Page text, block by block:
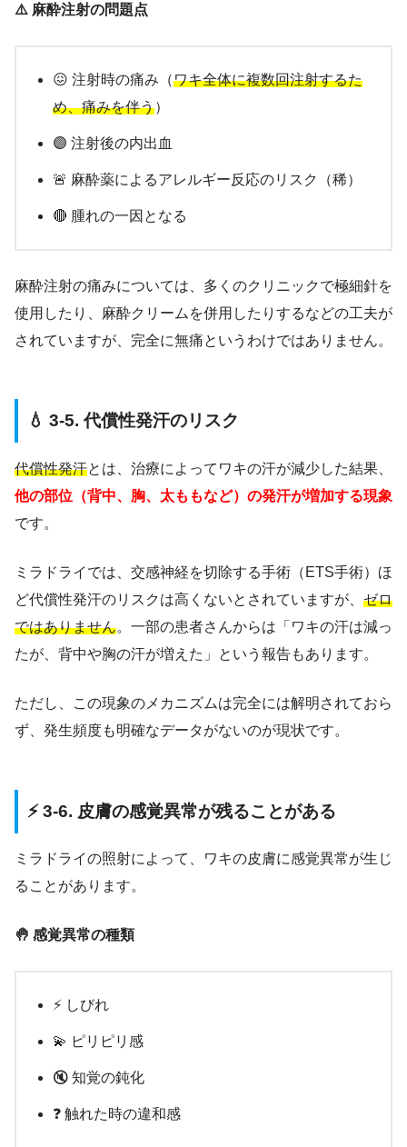
⚠️ 麻酔注射の問題点
😖 注射時の痛み（ワキ全体に複数回注射するた
め、痛みを伴う）
🟣 注射後の内出血
🚨 麻酔薬によるアレルギー反応のリスク（稀）
🔴 腫れの一因となる
麻酔注射の痛みについては、多くのクリニックで極細針を
使用したり、麻酔クリームを併用したりするなどの工夫が
されていますが、完全に無痛というわけではありません。
💧 3-5. 代償性発汗のリスク
代償性発汗とは、治療によってワキの汗が減少した結果、
他の部位（背中、胸、太ももなど）の発汗が増加する現象
です。
ミラドライでは、交感神経を切除する手術（ETS手術）ほ
ど代償性発汗のリスクは高くないとされていますが、 ゼロ
ではありません。一部の患者さんからは「ワキの汗は減っ
たが、背中や胸の汗が増えた」という報告もあります。
ただし、この現象のメカニズムは完全には解明されておら
ず、発生頻度も明確なデータがないのが現状です。
⚡ 3-6. 皮膚の感覚異常が残ることがある
ミラドライの照射によって、ワキの皮膚に感覚異常が生じ
ることがあります。
🤚 感覚異常の種類
⚡ しびれ
💫 ピリピリ感
🔇 知覚の鈍化
❓ 触れた時の違和感